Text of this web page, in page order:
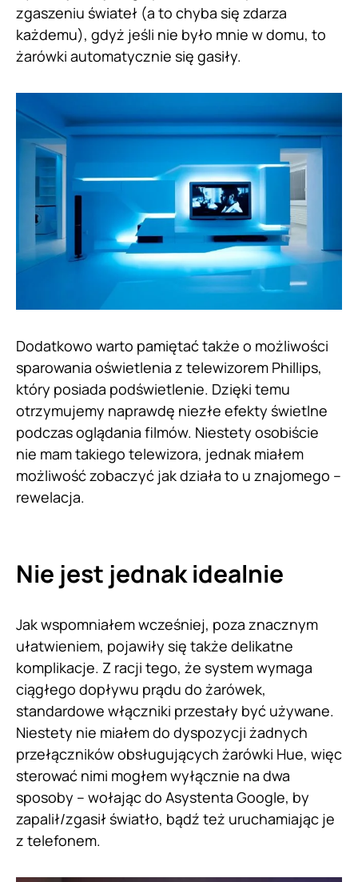
zgaszeniu świateł (a to chyba się zdarza
każdemu), gdyż jeśli nie było mnie w domu, to
żarówki automatycznie się gasiły.
Dodatkowo warto pamiętać także o możliwości
sparowania oświetlenia z telewizorem Phillips,
który posiada podświetlenie. Dzięki temu
otrzymujemy naprawdę niezłe efekty świetlne
podczas oglądania filmów. Niestety osobiście
nie mam takiego telewizora, jednak miałem
możliwość zobaczyć jak działa to u znajomego –
rewelacja.
Nie jest jednak idealnie
Jak wspomniałem wcześniej, poza znacznym
ułatwieniem, pojawiły się także delikatne
komplikacje. Z racji tego, że system wymaga
ciągłego dopływu prądu do żarówek,
standardowe włączniki przestały być używane.
Niestety nie miałem do dyspozycji żadnych
przełączników obsługujących żarówki Hue, więc
sterować nimi mogłem wyłącznie na dwa
sposoby – wołając do Asystenta Google, by
zapalił/zgasił światło, bądź też uruchamiając je
z telefonem.